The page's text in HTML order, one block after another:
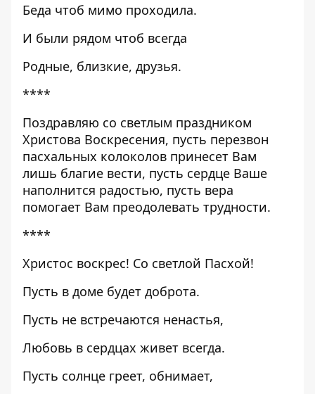
Беда чтоб мимо проходила.
И были рядом чтоб всегда
Родные, близкие, друзья.
****
Поздравляю со светлым праздником
Христова Воскресения, пусть перезвон
пасхальных колоколов принесет Вам
лишь благие вести, пусть сердце Ваше
наполнится радостью, пусть вера
помогает Вам преодолевать трудности.
****
Христос воскрес! Со светлой Пасхой!
Пусть в доме будет доброта.
Пусть не встречаются ненастья,
Любовь в сердцах живет всегда.
Пусть солнце греет, обнимает,